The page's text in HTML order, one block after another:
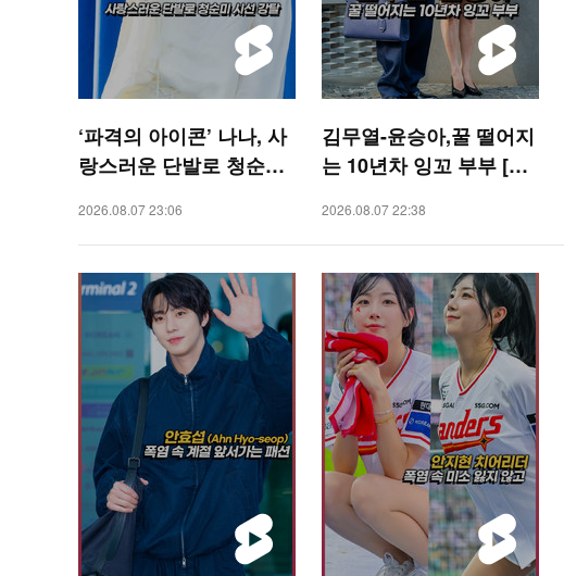
‘파격의 아이콘’ 나나, 사
랑스러운 단발로 청순미
폼]
2026.08.07 23:06
김무열-윤승아,꿀 떨어지
는 10년차 잉꼬 부부 [O!
2026.08.07 22:38